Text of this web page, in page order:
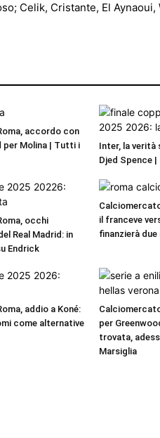
Celik, Cristante, El Aynaoui,
accordo con
per Molina | Tutti i
Inter, la
Djed Spence
occhi
Real Madrid: in
Endrick
il franceve
finanzierà
addio a Koné:
come alternative
per
trovata,
Marsiglia